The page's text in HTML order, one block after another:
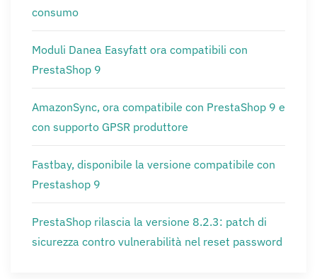
consumo
Moduli Danea Easyfatt ora compatibili con
PrestaShop 9
AmazonSync, ora compatibile con PrestaShop 9 e
con supporto GPSR produttore
Fastbay, disponibile la versione compatibile con
Prestashop 9
PrestaShop rilascia la versione 8.2.3: patch di
sicurezza contro vulnerabilità nel reset password